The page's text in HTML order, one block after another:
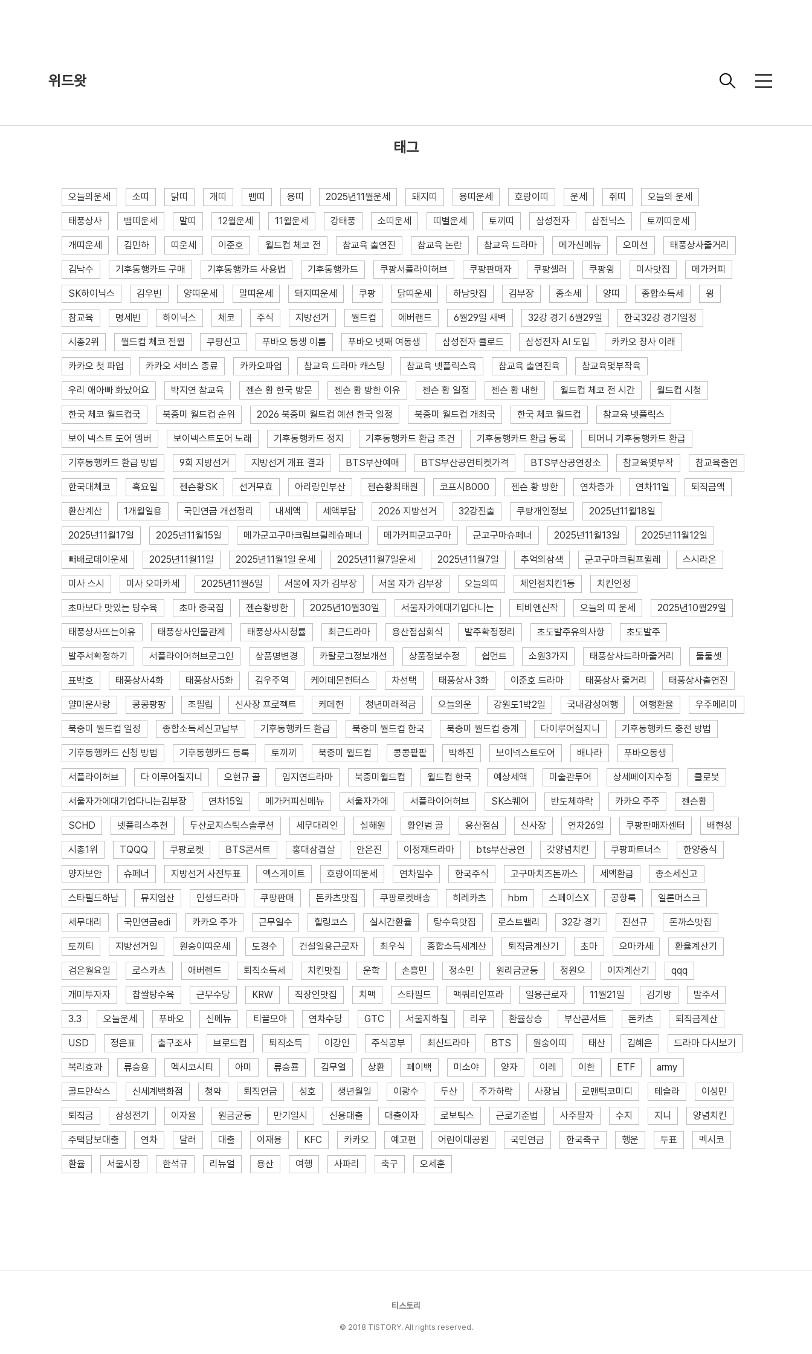
위드왓
메
태그
오늘의운세 소띠 닭띠 개띠 뱀띠 용띠 2025년11월운세 돼지띠 용띠운세 호랑이띠 운세 쥐띠 오늘의 운세
태풍상사 뱀띠운세 말띠 12월운세 11월운세 강태풍 소띠운세 띠별운세 토끼띠 삼성전자 삼전닉스 토끼띠운세
개띠운세 김민하 띠운세 이준호 월드컵 체코 전 참교육 출연진 참교육 논란 참교육 드라마 메가신메뉴 오미선 태풍상사줄거리
김낙수 기후동행카드 구매 기후동행카드 사용법 기후동행카드 쿠팡서플라이허브 쿠팡판매자 쿠팡셀러 쿠팡윙 미사맛집 메가커피
SK하이닉스 김우빈 양띠운세 말띠운세 돼지띠운세 쿠팡 닭띠운세 하남맛집 김부장 종소세 양띠 종합소득세 윙
참교육 명세빈 하이닉스 체코 주식 지방선거 월드컵 에버랜드 6월29일 새벽 32강 경기 6월29일 한국32강 경기일정
시총2위 월드컵 체코 전월 쿠팡신고 푸바오 동생 이름 푸바오 넷째 여동생 삼성전자 클로드 삼성전자 AI 도입 카카오 창사 이래
카카오 첫 파업 카카오 서비스 종료 카카오파업 참교육 드라마 캐스팅 참교육 넷플릭스육 참교육 출연진육 참교육몇부작육
우리 애아빠 화났어요 박지연 참교육 젠슨 황 한국 방문 젠슨 황 방한 이유 젠슨 황 일정 젠슨 황 내한 월드컵 체코 전 시간 월드컵 시청
한국 체코 월드컵국 북중미 월드컵 순위 2026 북중미 월드컵 예선 한국 일정 북중미 월드컵 개최국 한국 체코 월드컵 참교육 넷플릭스
보이 넥스트 도어 멤버 보이넥스트도어 노래 기후동행카드 정지 기후동행카드 환급 조건 기후동행카드 환급 등록 티머니 기후동행카드 환급
기후동행카드 환급 방법 9회 지방선거 지방선거 개표 결과 BTS부산예매 BTS부산공연티켓가격 BTS부산공연장소 참교육몇부작 참교육출연
한국대체코 흑요일 젠슨황SK 선거무효 아리랑인부산 젠슨황최태원 코프시8000 젠슨 황 방한 연차증가 연차11일 퇴직금액
환산계산 1개월일용 국민연금 개선정리 내세액 세액부담 2026 지방선거 32강진출 쿠팡개인정보 2025년11월18일
2025년11월17일 2025년11월15일 메가군고구마크림브릘레슈페너 메가커피군고구마 군고구마슈페너 2025년11월13일 2025년11월12일
빼배로데이운세 2025년11월11일 2025년11월1일 운세 2025년11월7일운세 2025년11월7일 추억의삼색 군고구마크림프륄레 스시라온
미사 스시 미사 오마카세 2025년11월6일 서울에 자가 김부장 서울 자가 김부장 오늘의띠 체인점치킨1등 치킨인정
초마보다 맛있는 탕수육 초마 중국집 젠슨황방한 2025년10월30일 서울자가에대기업다니는 티비엔신작 오늘의 띠 운세 2025년10월29일
태풍상사뜨는이유 태풍상사인물관계 태풍상사시청률 최근드라마 용산점심회식 발주확정정리 초도발주유의사항 초도발주
발주서확정하기 서플라이어허브로그인 상품명변경 카탈로그정보개선 상품정보수정 쉽먼트 소원3가지 태풍상사드라마줄거리 둘둘셋
표박호 태풍상사4화 태풍상사5화 김우주역 케이데몬헌터스 차선택 태풍상사 3화 이준호 드라마 태풍상사 줄거리 태풍상사출연진
얄미운사랑 콩콩팡팡 조필립 신사장 프로젝트 케데헌 청년미래적금 오늘의운 강원도1박2일 국내감성여행 여행환율 우주메리미
북중미 월드컵 일정 종합소득세신고납부 기후동행카드 환급 북중미 월드컵 한국 북중미 월드컵 중계 다이루어질지니 기후동행카드 충전 방법
기후동행카드 신청 방법 기후동행카드 등록 토끼끼 북중미 월드컵 콩콩팥팥 박하진 보이넥스트도어 배나라 푸바오동생
서플라이허브 다 이루어질지니 오현규 골 임지연드라마 북중미월드컵 월드컵 한국 예상세액 미술관투어 상세페이지수정 클로봇
서울자가에대기업다니는김부장 연차15일 메가커피신메뉴 서울자가에 서플라이어허브 SK스퀘어 반도체하락 카카오 주주 젠슨황
SCHD 넷플리스추천 두산로지스틱스솔루션 세무대리인 설해원 황인범 골 용산점심 신사장 연차26일 쿠팡판매자센터 배현성
시총1위 TQQQ 쿠팡로켓 BTS콘서트 홍대삼겹살 안은진 이정재드라마 bts부산공연 갓양념치킨 쿠팡파트너스 한양중식
양자보안 슈페너 지방선거 사전투표 엑스게이트 호랑이띠운세 연차일수 한국주식 고구마치즈돈까스 세액환급 종소세신고
스타필드하남 뮤지엄산 인생드라마 쿠팡판매 돈카츠맛집 쿠팡로켓배송 히레카츠 hbm 스페이스X 공항룩 일론머스크
세무대리 국민연금edi 카카오 주가 근무일수 힐링코스 실시간환율 탕수육맛집 로스트밸리 32강 경기 진선규 돈까스맛집
토끼티 지방선거일 원숭이띠운세 도경수 건설일용근로자 최우식 종합소득세계산 퇴직금계산기 초마 오마카세 환율계산기
검은월요일 로스카츠 애버렌드 퇴직소득세 치킨맛집 운학 손흥민 정소민 원리금균등 정원오 이자계산기 qqq
개미투자자 찹쌀탕수육 근무수당 KRW 직장인맛집 치맥 스타필드 맥쿼리인프라 일용근로자 11월21일 김기방 발주서
3.3 오늘운세 푸바오 신메뉴 티끌모아 연차수당 GTC 서울지하철 리우 환율상승 부산콘서트 돈카츠 퇴직금계산
USD 정은표 출구조사 브로드컴 퇴직소득 이강인 주식공부 최신드라마 BTS 원숭이띠 태산 김혜은 드라마 다시보기
복리효과 류승용 멕시코시티 아미 류승룡 김무열 상환 페이백 미소야 양자 이레 이한 ETF army
골드만삭스 신세계백화점 청약 퇴직연금 성호 생년월일 이광수 두산 주가하락 사장님 로맨틱코미디 테슬라 이성민
퇴직금 삼성전기 이자율 원금균등 만기일시 신용대출 대출이자 로보틱스 근로기준법 사주팔자 수지 지니 양념치킨
주택담보대출 연차 달러 대출 이재용 KFC 카카오 예고편 어린이대공원 국민연금 한국축구 행운 투표 멕시코
환율 서울시장 한석규 리뉴얼 용산 여행 사파리 축구 오세훈
티스토리
© 2018 TISTORY. All rights reserved.